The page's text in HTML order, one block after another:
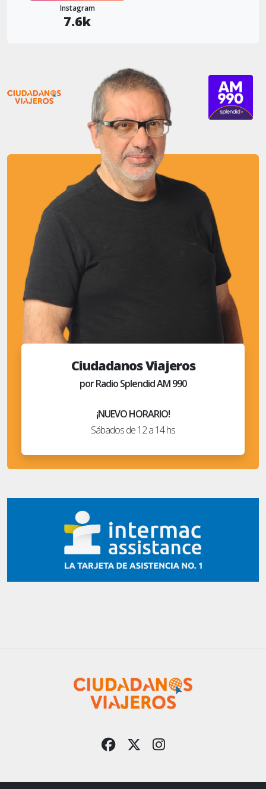
Instagram
7.6k
Ciudadanos Viajeros
por Radio Splendid AM 990
¡NUEVO HORARIO!
Sábados de 12 a 14 hs